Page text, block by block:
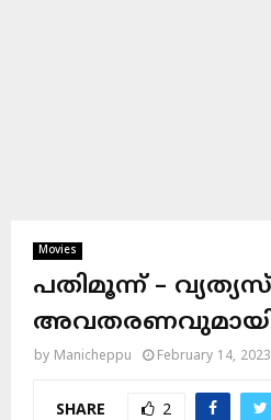
Movies
പതിമൂന്ന് –
by Manicheppu February 14, 2023
SHARE 2